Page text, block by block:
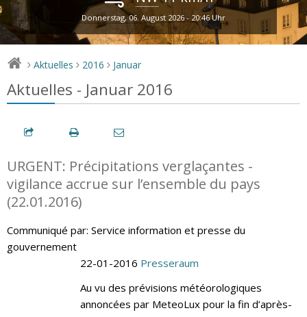
Donnerstag, 06. August 2026 - 20:46 Uhr
> Aktuelles > 2016 > Januar
Aktuelles - Januar 2016
URGENT: Précipitations verglaçantes -
vigilance accrue sur l’ensemble du pays
(22.01.2016)
Communiqué par: Service information et presse du
gouvernement
22-01-2016 Presseraum
Au vu des prévisions météorologiques
annoncées par MeteoLux pour la fin d’après-